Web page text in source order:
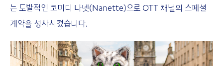
는 도발적인 코미디 나넷(Nanette)으로 OTT 채널의 스페셜
계약을 성사시켰습니다.